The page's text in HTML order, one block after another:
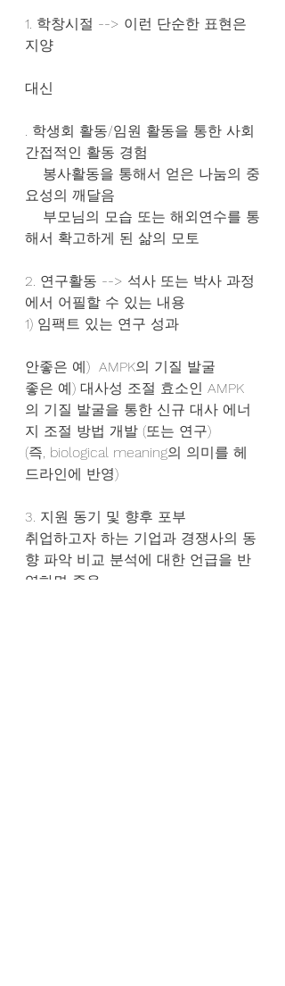
1. 학창시절 --> 이런 단순한 표현은
지양
대신
. 학생회 활동/임원 활동을 통한 사회
간접적인 활동 경험
요성의 깨달음
해서 확고하게 된 삶의 모토
2. 연구활동 --> 석사 또는 박사 과정
에서 어필할 수 있는 내용
1) 임팩트 있는 연구 성과
안좋은 예)  AMPK의 기질 발굴
좋은 예) 대사성 조절 효소인 AMPK
의 기질 발굴을 통한 신규 대사 에너
지 조절 방법 개발 (또는 연구)
(즉, biological meaning의 의미를 헤
드라인에 반영)
3. 지원 동기 및 향후 포부
취업하고자 하는 기업과 경쟁사의 동
향 파악 비교 분석에 대한 언급을 반
영하면 좋음